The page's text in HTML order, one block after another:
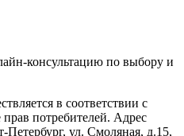
консультацию по выбору и
в соответствии с
потребителей. Адрес
Петербург, ул. Смоляная, д.15,